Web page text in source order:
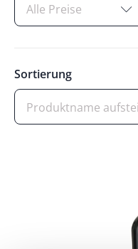
Alle Preise
Sortierung
Produktname